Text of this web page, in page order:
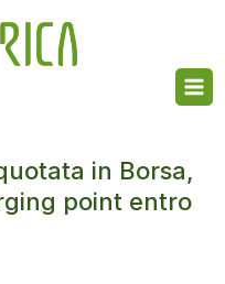
in Borsa,
point entro